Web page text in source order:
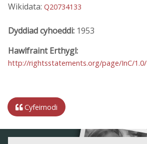
Wikidata: Q20734133
Dyddiad cyhoeddi: 1953
Hawlfraint Erthygl:
http://rightsstatements.org/page/InC/1.0/
Cyfeirnodi